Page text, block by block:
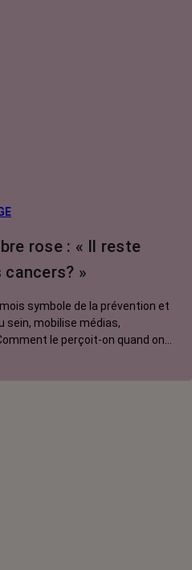
rose : « Il reste
»
symbole de la prévention et
sein, mobilise médias,
le perçoit-on quand on